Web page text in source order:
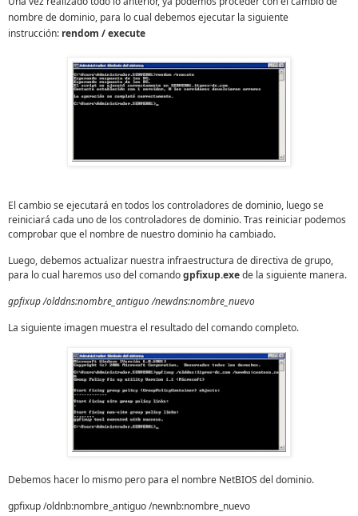
nombre de dominio, para lo cual debemos ejecutar la siguiente
instrucción: rendom / execute
El cambio se ejecutará en todos los controladores de dominio, luego se
reiniciará cada uno de los controladores de dominio. Tras reiniciar podemos
comprobar que el nombre de nuestro dominio ha cambiado.
Luego, debemos actualizar nuestra infraestructura de directiva de grupo,
para lo cual haremos uso del comandogpfixup.exede la siguiente manera.
gpfixup /olddns:nombre_antiguo /newdns:nombre_nuevo
La siguiente imagen muestra el resultado del comando completo.
Debemos hacer lo mismo pero para el nombre NetBIOS del dominio.
gpfixup /oldnb:nombre_antiguo /newnb:nombre_nuevo